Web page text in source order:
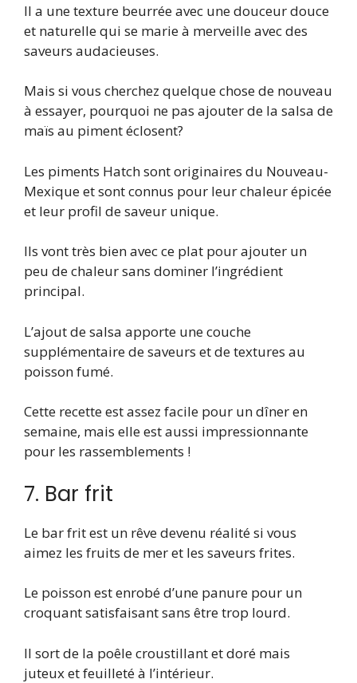
Il a une texture beurrée avec une douceur douce
et naturelle qui se marie à merveille avec des
saveurs audacieuses.
Mais si vous cherchez quelque chose de nouveau
à essayer, pourquoi ne pas ajouter de la salsa de
maïs au piment éclosent?
Les piments Hatch sont originaires du Nouveau-
Mexique et sont connus pour leur chaleur épicée
et leur profil de saveur unique.
Ils vont très bien avec ce plat pour ajouter un
peu de chaleur sans dominer l’ingrédient
principal.
L’ajout de salsa apporte une couche
supplémentaire de saveurs et de textures au
poisson fumé.
Cette recette est assez facile pour un dîner en
semaine, mais elle est aussi impressionnante
pour les rassemblements !
7. Bar frit
Le bar frit est un rêve devenu réalité si vous
aimez les fruits de mer et les saveurs frites.
Le poisson est enrobé d’une panure pour un
croquant satisfaisant sans être trop lourd.
Il sort de la poêle croustillant et doré mais
juteux et feuilleté à l’intérieur.